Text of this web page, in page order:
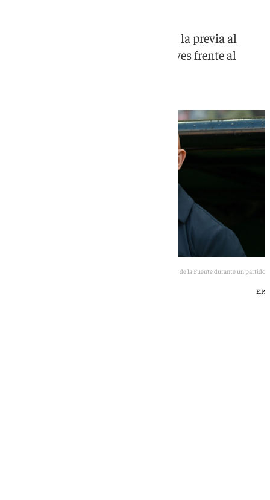
El seleccionador español habla en la previa al
duelo de dieciseisavos de este jueves frente al
Luis de la Fuente durante un partido
E.P.